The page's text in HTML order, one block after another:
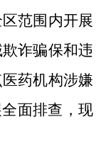
范围内开展
诈骗保和违
药机构涉嫌
面排查，现